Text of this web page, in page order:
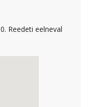
Reedeti eelneval